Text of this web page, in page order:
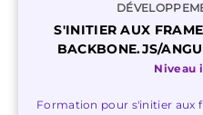
S'INITIER AUX
BACKBONE.JS/
Niveau
Formation pour s'initier aux